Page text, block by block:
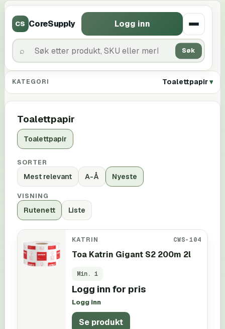
CS CoreSupply
Søk
Logg inn
KATEGORI Toalettpapir
Toalettpapir
Toalettpapir
SORTER
Mest relevant A-Å Nyeste
VISNING
Rutenett Liste
KATRIN CWS-104
Toa Katrin Gigant S2 200m 2l
Min. 1
Logg inn for pris
Logg inn
Se produkt